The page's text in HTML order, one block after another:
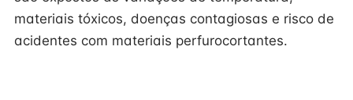
materiais tóxicos, doenças contagiosas e risco de
acidentes com materiais perfurocortantes.